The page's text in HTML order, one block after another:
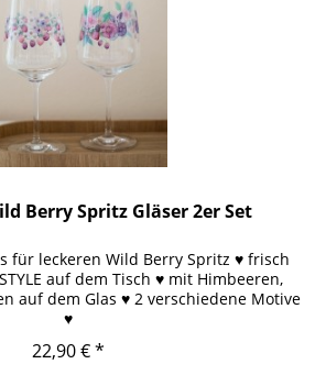
Berry Spritz Gläser 2er Set
für leckeren Wild Berry Spritz ♥ frisch
auf dem Tisch ♥ mit Himbeeren,
auf dem Glas ♥ 2 verschiedene Motive
♥
22,90 € *